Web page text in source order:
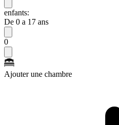
enfants:
De 0 a 17 ans
0
Ajouter une chambre